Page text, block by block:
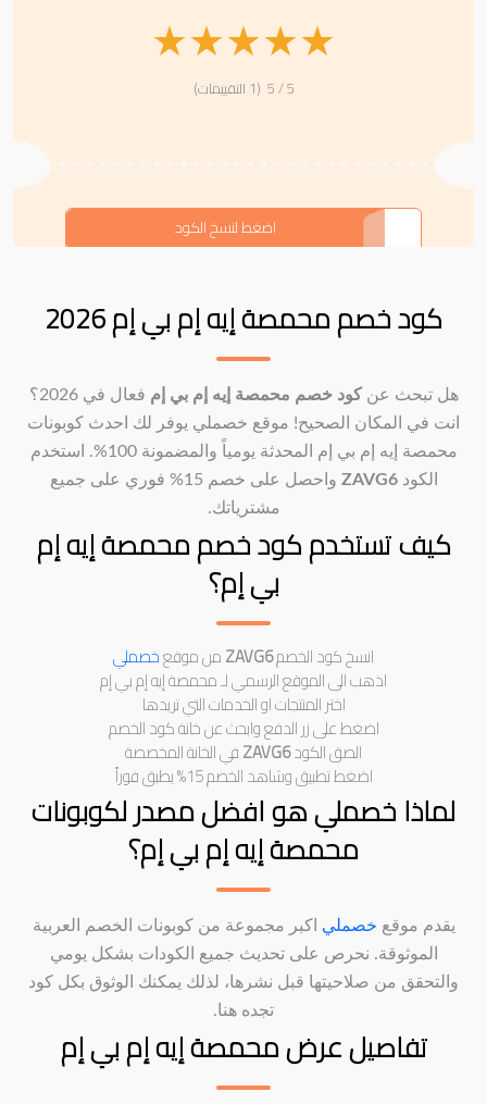
★
★
★
★
★
5 / 5 (1 التقييمات)
ZAVG6
اضغط لنسخ الكود
كود خصم محمصة إيه إم بي إم 2026
هل تبحث عنكود خصم محمصة إيه إم بي إم
فعال في 2026؟
انت في المكان الصحيح! موقع خصملي يوفر لك احدث كوبونات
محمصة إيه إم بي إم المحدثة يومياً والمضمونة 100%. استخدم
الكودZAVG6
واحصل على خصم 15% فوري على جميع
مشترياتك.
كيف تستخدم كود خصم محمصة إيه إم
بي إم؟
انسخ كود الخصمZAVG6من موقعخصملي
اذهب الى الموقع الرسمي لـ محمصة إيه إم بي إم
اختر المنتجات او الخدمات التي تريدها
اضغط على زر الدفع وابحث عن خانة كود الخصم
الصق الكودZAVG6في الخانة المخصصة
اضغط تطبيق وشاهد الخصم 15% يطبق فوراً
لماذا خصملي هو افضل مصدر لكوبونات
محمصة إيه إم بي إم؟
يقدم موقع خصملي اكبر مجموعة من كوبونات الخصم العربية
الموثوقة. نحرص على تحديث جميع الكودات بشكل يومي
والتحقق من صلاحيتها قبل نشرها، لذلك يمكنك الوثوق بكل كود
تجده هنا.
تفاصيل عرض محمصة إيه إم بي إم